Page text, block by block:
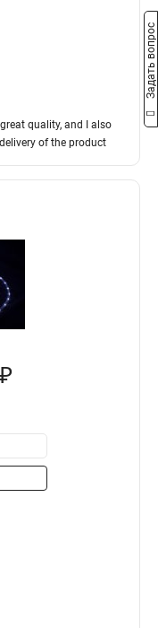
quality, and I also
of the product
Задать вопрос